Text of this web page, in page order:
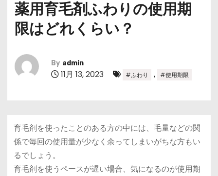
薬用育毛剤ふわりの使用期
限はどれくらい？
By admin
11月 13, 2023 #ふわり , #使用期限
育毛剤を使ったことのある方の中には、毛量などの関
係で毎回の使用量が少なく余ってしまいがちな方もい
るでしょう。
育毛剤を使うペースが遅い場合、気になるのが使用期